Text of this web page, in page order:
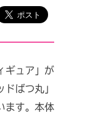
ギュア」が
ばつ丸」
ます。本体